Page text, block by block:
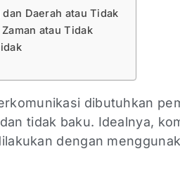
Daerah atau Tidak
atau Tidak
dibutuhkan
tidak baku. Idealnya,
dengan